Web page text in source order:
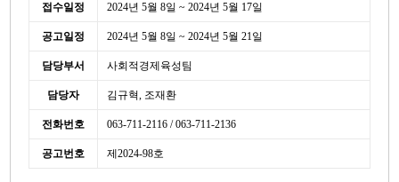
접수일정 2024년 5월 8일 ~ 2024년 5월 17일
공고일정 2024년 5월 8일 ~ 2024년 5월 21일
담당부서 사회적경제육성팀
담당자 김규혁, 조재환
전화번호 063-711-2116 / 063-711-2136
공고번호 제2024-98호